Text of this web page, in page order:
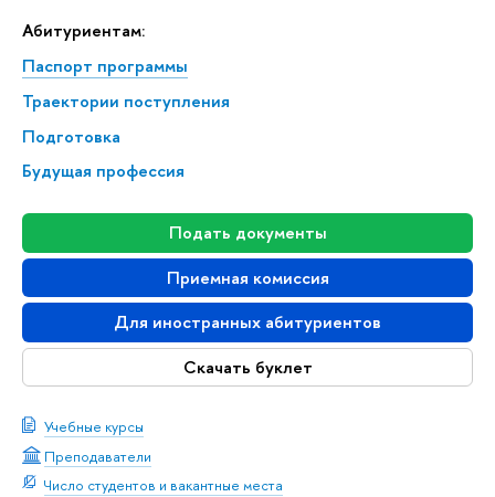
Абитуриентам:
Паспорт программы
Траектории поступления
Подготовка
Будущая профессия
Подать документы
Приемная комиссия
Для иностранных абитуриентов
Скачать буклет
Учебные курсы
Преподаватели
Число студентов и вакантные места